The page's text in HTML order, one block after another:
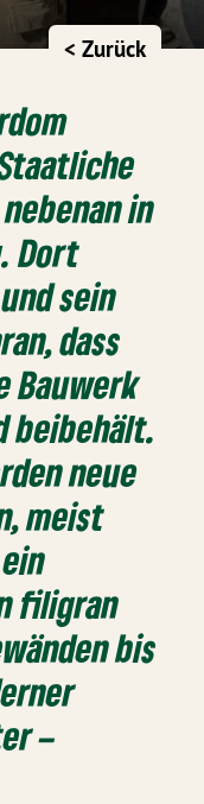
< Zurück
in
Dort
sein
dass
Bauwerk
beibehält.
neue
meist
filigran
bis
–